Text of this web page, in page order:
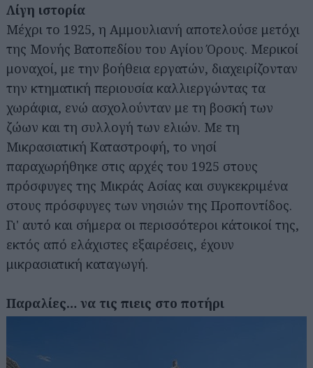
Λίγη ιστορία
Μέχρι το 1925, η Αμμουλιανή αποτελούσε μετόχι
της Μονής Βατοπεδίου του Αγίου Όρους. Μερικοί
μοναχοί, με την βοήθεια εργατών, διαχειρίζονταν
την κτηματική περιουσία καλλιεργώντας τα
χωράφια, ενώ ασχολούνταν με τη βοσκή των
ζώων και τη συλλογή των ελιών. Με τη
Μικρασιατική Καταστροφή, το νησί
παραχωρήθηκε στις αρχές του 1925 στους
πρόσφυγες της Μικράς Ασίας και συγκεκριμένα
στους πρόσφυγες των νησιών της Προποντίδος.
Γι' αυτό και σήμερα οι περισσότεροι κάτοικοί της,
εκτός από ελάχιστες εξαιρέσεις, έχουν
μικρασιατική καταγωγή.
Παραλίες… να τις πιεις στο ποτήρι